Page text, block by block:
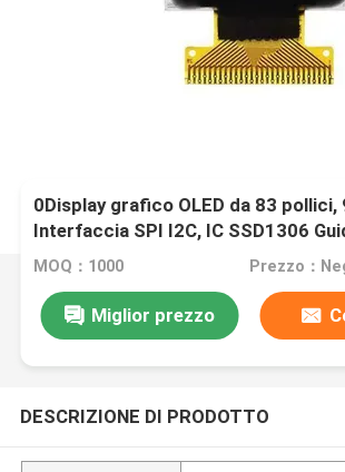
0Display grafico OLED da 83
Interfaccia SPI I2C, IC SSD1306
MOQ：1000 Prezzo：
Miglior prezzo
DESCRIZIONE DI PRODOTTO